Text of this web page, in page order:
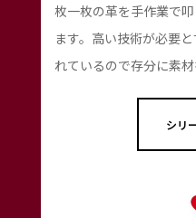
枚一枚の革を手作業で
ます。高い技術が必要
れているので存分に素
シリ